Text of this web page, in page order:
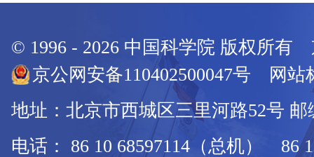
© 1996 - 2026 中国科学院 版权所有
京公网安备110402500047号 网站
地址：北京市西城区三里河路52号 邮
电话： 86 10 68597114（总机） 86